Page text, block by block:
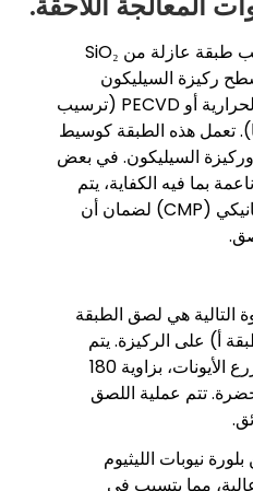
لتحضير الركيزة، يتم عادةً ترسيب طبقة عازلة من SiO₂
ركيزة السيليكون
باستخدام تقنيات مثل الأكسدة الحرارية أو PECVD (ترسيب
تعمل هذه الطبقة كوسيط
وركيزة السيليكون. في بعض
الحالات، إذا لم تكن طبقة SiO₂ ناعمة بما فيه الكفاية، يتم
تطبيق عملية تلميع كيميائي ميكانيكي (CMP) لضمان أن
التالية هي لصق الطبقة
أ) على الركيزة. يتم
قلب بلورة نيوبات الليثيوم، بعد زرع الأيونات، بزاوية 180
تتم عملية اللصق
نيوبات الليثيوم
مما يتسبب في